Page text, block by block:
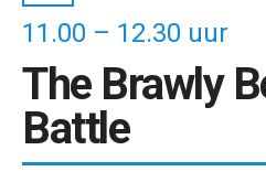
11.00 – 12.30 uur
The Brawly
Battle